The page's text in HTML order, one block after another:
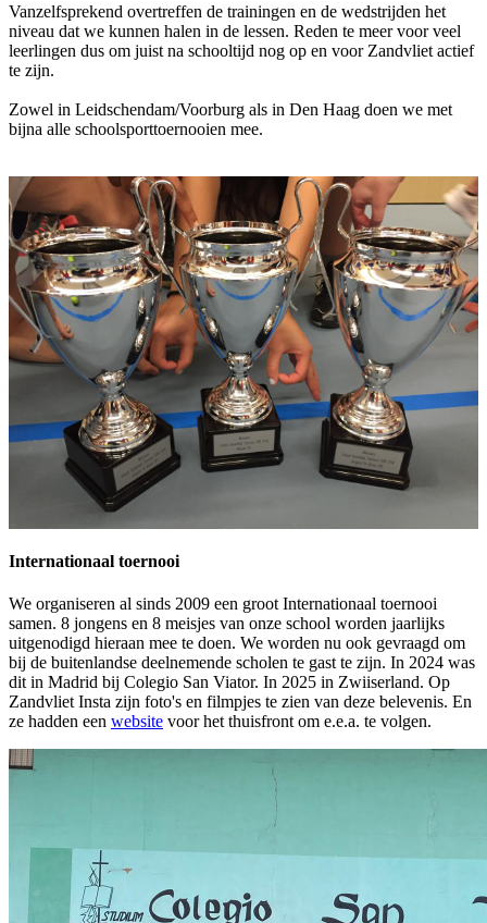
Vanzelfsprekend overtreffen de trainingen en de wedstrijden het
niveau dat we kunnen halen in de lessen. Reden te meer voor veel
leerlingen dus om juist na schooltijd nog op en voor Zandvliet actief
te zijn.
Zowel in Leidschendam/Voorburg als in Den Haag doen we met
bijna alle schoolsporttoernooien mee.
Internationaal toernooi
We organiseren al sinds 2009 een groot Internationaal toernooi
samen. 8 jongens en 8 meisjes van onze school worden jaarlijks
uitgenodigd hieraan mee te doen. We worden nu ook gevraagd om
bij de buitenlandse deelnemende scholen te gast te zijn. In 2024 was
dit in Madrid bij Colegio San Viator. In 2025 in Zwiiserland. Op
Zandvliet Insta zijn foto's en filmpjes te zien van deze belevenis. En
ze hadden een website voor het thuisfront om e.e.a. te volgen.